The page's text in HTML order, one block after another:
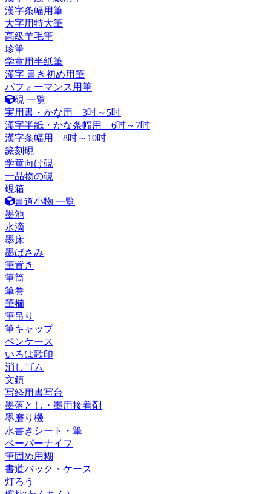
漢字条幅用筆
大字用特大筆
高級羊毛筆
珍筆
学童用半紙筆
漢字 書き初め用筆
パフォーマンス用筆
硯 一覧
実用書・かな用 3吋～5吋
漢字半紙・かな条幅用 6吋～7吋
漢字条幅用 8吋～10吋
篆刻硯
学童向け硯
一品物の硯
硯箱
書道小物 一覧
墨池
水滴
墨床
墨ばさみ
筆置き
筆筒
筆巻
筆櫛
筆吊り
筆キャップ
ペンケース
いろは歌印
消しゴム
文鎮
写経用書写台
墨落とし・墨用接着剤
墨磨り機
水書きシート・筆
ペーパーナイフ
筆固め用糊
書道バック・ケース
灯ろう